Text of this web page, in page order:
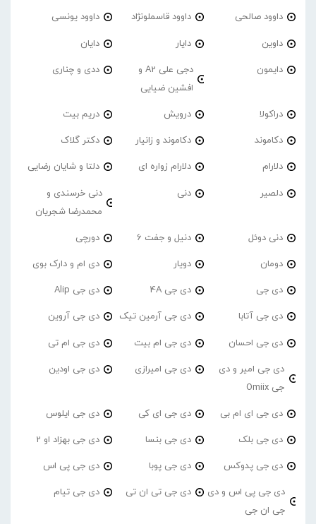
داوود صالحی داوود قاسملونژاد داوود یونسی
داوین دایار دایان
دایمون
دجی علی A2 و
افشین ضیایی
ددی و چناری
دراکولا درویش دریم بیت
دکاموند دکاموند و زانیار دکتر گلاک
دلارام دلارام زواره ای دلتا و شایان رضایی
دلصیر دنی
دنی خرسندی و
محمدرضا شجریان
دنی دوئل دنیل و جفت 6 دورچی
دومان دویار دی ام و دارک بوی
دی جی دی جی 4A دی جی Alip
دی جی آتابا دی جی آرمین تیک دی جی آروین
دی جی احسان دی جی ام بیت دی جی ام تی
دی جی امیر و دی
جی Omiix
دی جی امیرازی دی جی اودین
دی جی ای ام بی دی جی ای کی دی جی ایلوس
دی جی بلک دی جی بنسا دی جی بهزاد او 2
دی جی پدوکس دی جی پوبا دی جی پی اس
دی جی پی اس و دی
جی ان جی
دی جی تی ان تی دی جی تیام